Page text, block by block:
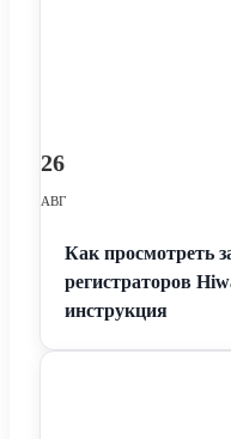
26
АВГ
Как просмотреть
регистраторов
инструкция